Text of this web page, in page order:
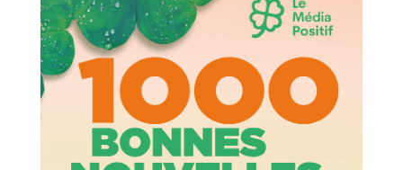
-
EDITION
2025-
2026///GRUND/